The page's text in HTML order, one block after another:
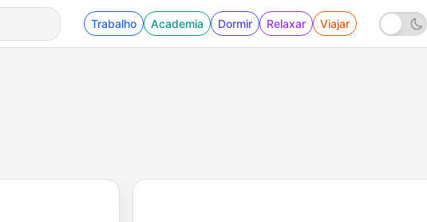
Trabalho Academia Dormir Relaxar Viajar